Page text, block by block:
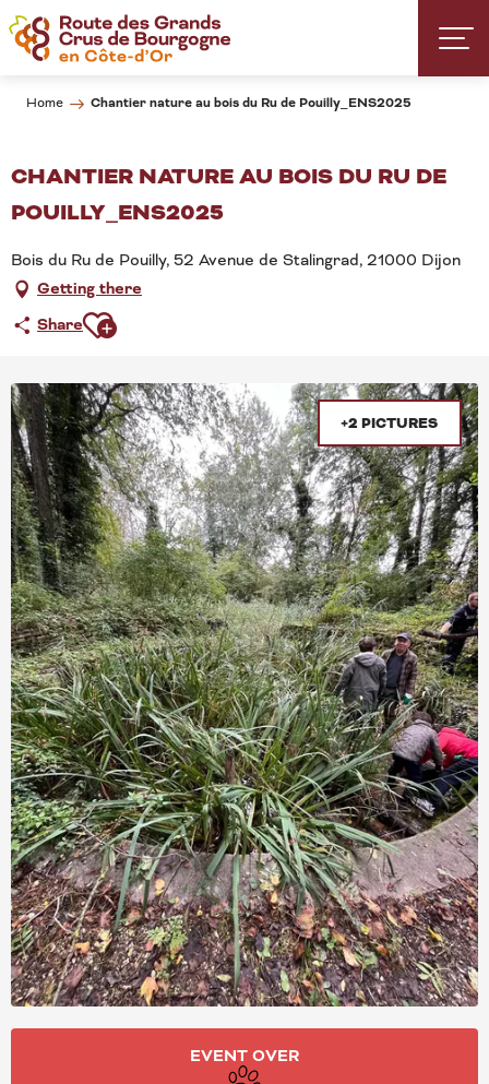
Aller
au
contenu
Home Chantier nature au bois du Ru de Pouilly_ENS2025
CHANTIER NATURE AU BOIS DU RU DE
POUILLY_ENS2025
Bois du Ru de Pouilly, 52 Avenue de Stalingrad, 21000 Dijon
Getting there
ShareAjouter aux favoris
+2 PICTURES
OPENING HOURS &
EVENT OVER
Animals accepted